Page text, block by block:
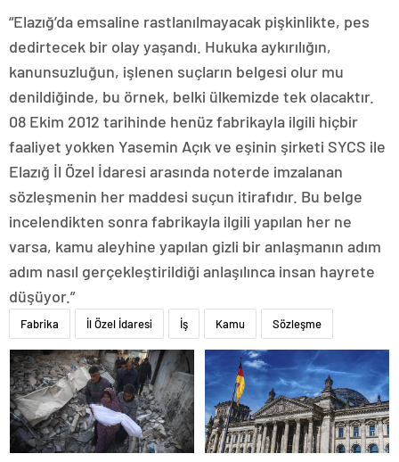
“Elazığ’da emsaline rastlanılmayacak pişkinlikte, pes
dedirtecek bir olay yaşandı. Hukuka aykırılığın,
kanunsuzluğun, işlenen suçların belgesi olur mu
denildiğinde, bu örnek, belki ülkemizde tek olacaktır.
08 Ekim 2012 tarihinde henüz fabrikayla ilgili hiçbir
faaliyet yokken Yasemin Açık ve eşinin şirketi SYCS ile
Elazığ İl Özel İdaresi arasında noterde imzalanan
sözleşmenin her maddesi suçun itirafıdır. Bu belge
incelendikten sonra fabrikayla ilgili yapılan her ne
varsa, kamu aleyhine yapılan gizli bir anlaşmanın adım
adım nasıl gerçekleştirildiği anlaşılınca insan hayrete
düşüyor.”
Fabrika İl Özel İdaresi İş Kamu Sözleşme